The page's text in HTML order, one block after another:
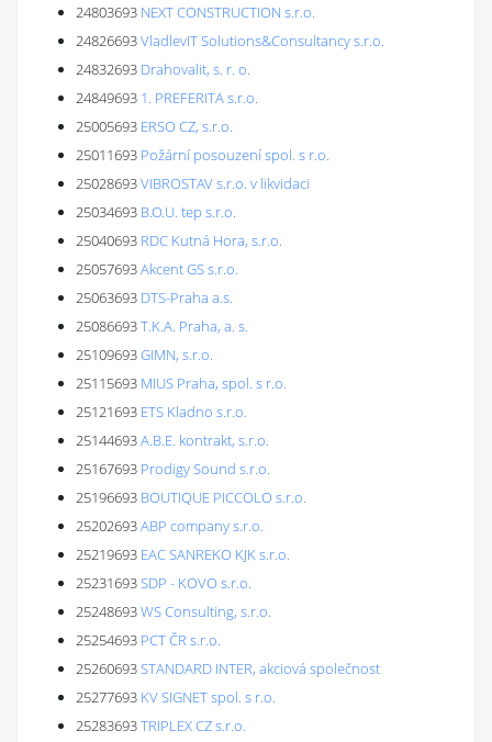
24803693 NEXT CONSTRUCTION s.r.o.
24826693VladlevIT Solutions&Consultancy s.r.o.
24832693 Drahovalit, s. r. o.
24849693 1. PREFERITA s.r.o.
25005693 ERSO CZ, s.r.o.
25011693 Požární posouzení spol. s r.o.
25028693VIBROSTAV s.r.o. v likvidaci
25034693 B.O.U. tep s.r.o.
25040693 RDC Kutná Hora, s.r.o.
25057693Akcent GS s.r.o.
25063693 DTS-Praha a.s.
25086693T.K.A. Praha, a. s.
25109693GIMN, s.r.o.
25115693 MIUS Praha, spol. s r.o.
25121693 ETS Kladno s.r.o.
25144693A.B.E. kontrakt, s.r.o.
25167693 Prodigy Sound s.r.o.
25196693 BOUTIQUE PICCOLO s.r.o.
25202693ABP company s.r.o.
25219693 EAC SANREKO KJK s.r.o.
25231693SDP - KOVO s.r.o.
25248693WS Consulting, s.r.o.
25254693 PCT ČR s.r.o.
25260693STANDARD INTER, akciová společnost
25277693 KV SIGNET spol. s r.o.
25283693TRIPLEX CZ s.r.o.